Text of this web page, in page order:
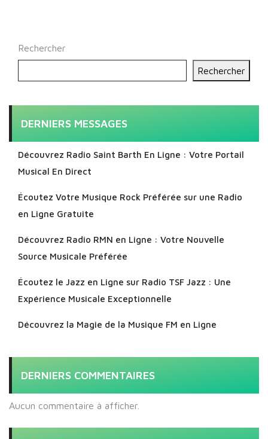
Rechercher
Rechercher
DERNIERS MESSAGES
Découvrez Radio Saint Barth En Ligne : Votre Portail
Musical En Direct
Écoutez Votre Musique Rock Préférée sur une Radio
en Ligne Gratuite
Découvrez Radio RMN en Ligne : Votre Nouvelle
Source Musicale Préférée
Écoutez le Jazz en Ligne sur Radio TSF Jazz : Une
Expérience Musicale Exceptionnelle
Découvrez la Magie de la Musique FM en Ligne
DERNIERS COMMENTAIRES
Aucun commentaire à afficher.